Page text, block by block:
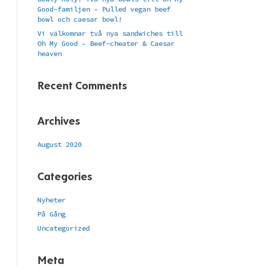
Good-familjen – Pulled vegan beef
bowl och caesar bowl!
Vi välkomnar två nya sandwiches till
Oh My Good – Beef-cheater & Caesar
heaven
Recent Comments
Archives
August 2020
Categories
Nyheter
På Gång
Uncategorized
Meta